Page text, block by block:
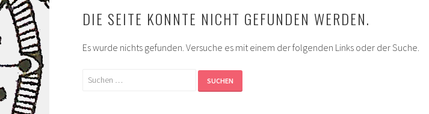
DIE SEITE KONNTE NICHT GEFUNDEN WERDEN.
Es wurde nichts gefunden. Versuche es mit einem der folgenden Links oder der Suche.
Suchen